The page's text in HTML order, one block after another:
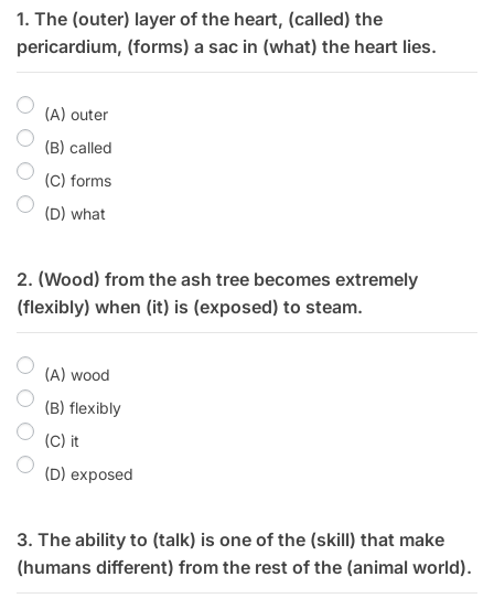
1. The (outer) layer of the heart, (called) the
pericardium, (forms) a sac in (what) the heart lies.
(A) outer
(B) called
(C) forms
(D) what
2. (Wood) from the ash tree becomes extremely
(flexibly) when (it) is (exposed) to steam.
(A) wood
(B) flexibly
(C) it
(D) exposed
3. The ability to (talk) is one of the (skill) that make
(humans different) from the rest of the (animal world).